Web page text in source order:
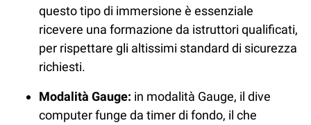
questo tipo di immersione è essenziale
ricevere una formazione da istruttori qualificati,
per rispettare gli altissimi standard di sicurezza
richiesti.
Modalità Gauge: in modalità Gauge, il dive
computer funge da timer di fondo, il che